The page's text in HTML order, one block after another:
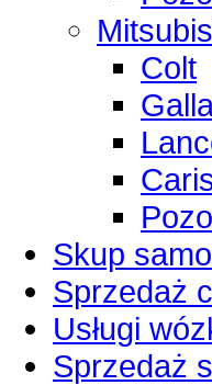
Colt
Skup
Sprzedaż
Usługi
Sprzedaż